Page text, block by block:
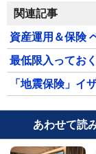
関連記事
資産運用＆保険
最低限入ってお
「地震保険」イ
あわせて読